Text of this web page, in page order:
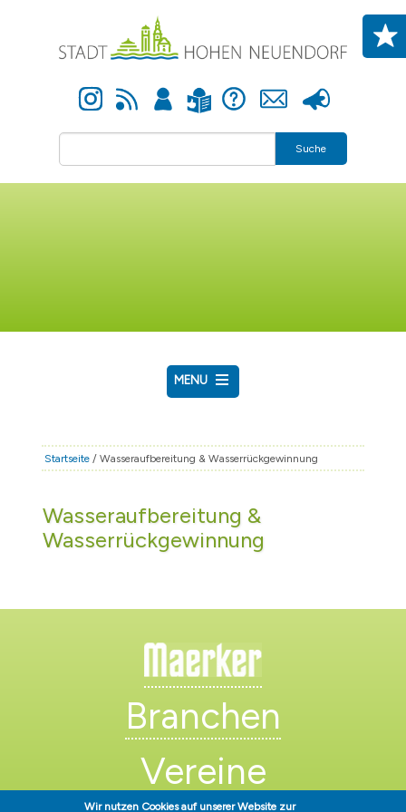
Instagram Newsfeed Anmelden Leichte Sprache Hilfe Kontakt Presse
Suche
MENU
RATHAUS & POLITIK
FAMILIE & BILDUNG
TOURISMUS
Startseite / Wasseraufbereitung & Wasserrückgewinnung
Wasseraufbereitung &
Wasserrückgewinnung
Branchen
Vereine
Wir nutzen Cookies auf unserer Website zur